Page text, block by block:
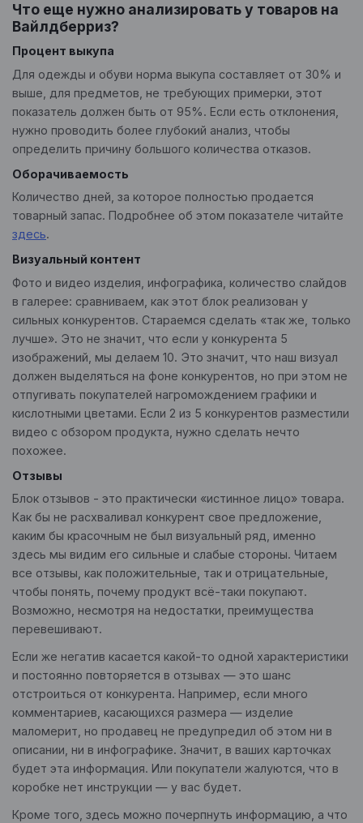
Что еще нужно анализировать у товаров на
Вайлдберриз?
Процент выкупа
Для одежды и обуви норма выкупа составляет от 30% и
выше, для предметов, не требующих примерки, этот
показатель должен быть от 95%. Если есть отклонения,
нужно проводить более глубокий анализ, чтобы
определить причину большого количества отказов.
Оборачиваемость
Количество дней, за которое полностью продается
товарный запас. Подробнее об этом показателе читайте
здесь.
Визуальный контент
Фото и видео изделия, инфографика, количество слайдов
в галерее: сравниваем, как этот блок реализован у
сильных конкурентов. Стараемся сделать «так же, только
лучше». Это не значит, что если у конкурента 5
изображений, мы делаем 10. Это значит, что наш визуал
должен выделяться на фоне конкурентов, но при этом не
отпугивать покупателей нагромождением графики и
кислотными цветами. Если 2 из 5 конкурентов разместили
видео с обзором продукта, нужно сделать нечто
похожее.
Отзывы
Блок отзывов - это практически «истинное лицо» товара.
Как бы не расхваливал конкурент свое предложение,
каким бы красочным не был визуальный ряд, именно
здесь мы видим его сильные и слабые стороны. Читаем
все отзывы, как положительные, так и отрицательные,
чтобы понять, почему продукт всё-таки покупают.
Возможно, несмотря на недостатки, преимущества
перевешивают.
Если же негатив касается какой-то одной характеристики
и постоянно повторяется в отзывах — это шанс
отстроиться от конкурента. Например, если много
комментариев, касающихся размера — изделие
маломерит, но продавец не предупредил об этом ни в
описании, ни в инфографике. Значит, в ваших карточках
будет эта информация. Или покупатели жалуются, что в
коробке нет инструкции — у вас будет.
Кроме того, здесь можно почерпнуть информацию, а что